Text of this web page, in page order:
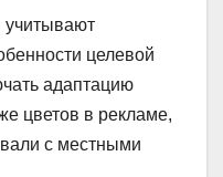
учитывают
целевой
адаптацию
цветов в рекламе,
с местными